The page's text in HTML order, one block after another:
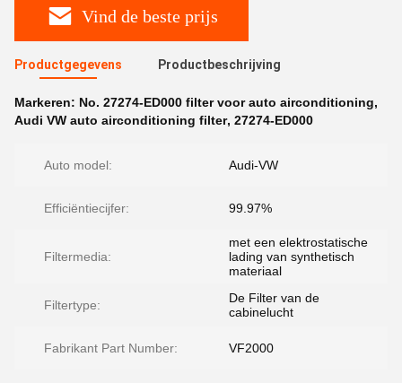
Vind de beste prijs
Productgegevens Productbeschrijving
Markeren: No. 27274-ED000 filter voor auto airconditioning,
Audi VW auto airconditioning filter, 27274-ED000
Auto model: Audi-VW
Efficiëntiecijfer: 99.97%
Filtermedia:
met een elektrostatische
lading van synthetisch
materiaal
Filtertype:
De Filter van de
cabinelucht
Fabrikant Part Number: VF2000